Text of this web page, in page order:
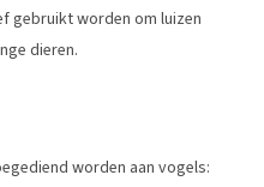
gebruikt worden om luizen
dieren.
worden aan vogels: